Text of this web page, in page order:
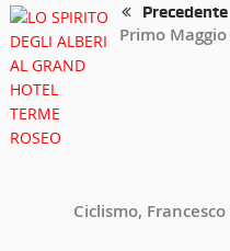
Precedente
Primo
Ciclismo,